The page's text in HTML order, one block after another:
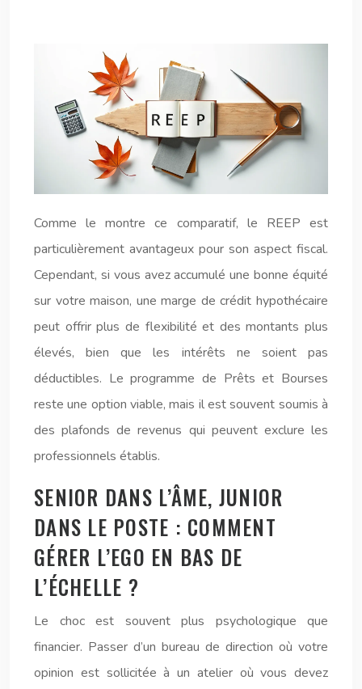
Comme le montre ce comparatif, le REEP est
particulièrement avantageux pour son aspect fiscal.
Cependant, si vous avez accumulé une bonne équité
sur votre maison, une marge de crédit hypothécaire
peut offrir plus de flexibilité et des montants plus
élevés, bien que les intérêts ne soient pas
déductibles. Le programme de Prêts et Bourses
reste une option viable, mais il est souvent soumis à
des plafonds de revenus qui peuvent exclure les
professionnels établis.
SENIOR DANS L’ÂME, JUNIOR
DANS LE POSTE : COMMENT
GÉRER L’EGO EN BAS DE
L’ÉCHELLE ?
Le choc est souvent plus psychologique que
financier. Passer d’un bureau de direction où votre
opinion est sollicitée à un atelier où vous devez